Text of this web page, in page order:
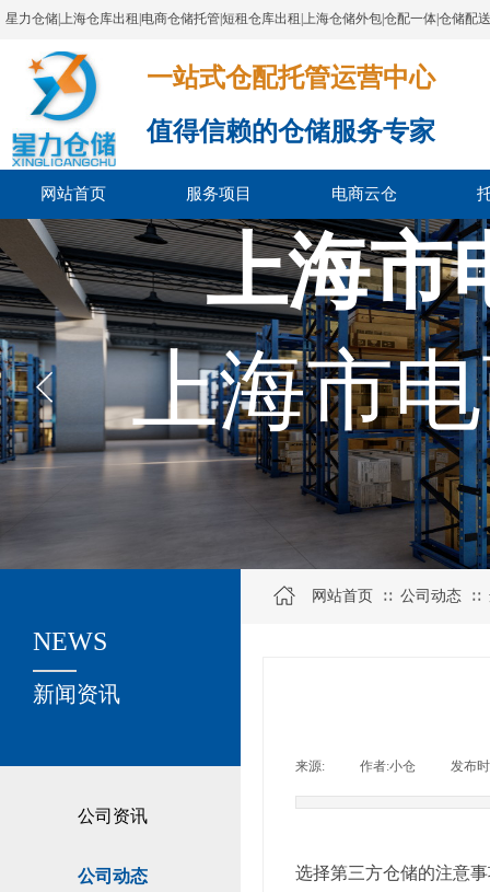
星力仓储|上海仓库出租|电商仓储托管|短租仓库出租|上海仓储外包|仓配一体|仓储配
一站式仓配托管运营中心​​​​​​​​​​​​​​​​​
值得信赖的仓储服务专家
网站首页 服务项目 电商云仓
上海市
上海市
公司资讯
公司动态
关于我们
新闻资讯
NEWS
网站首页 ∷ 公司动态 ∷
来源: 作者:小仓 发布
选择第三方仓储的注意